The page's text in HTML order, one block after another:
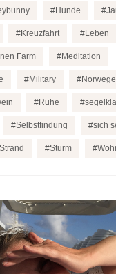
Hunde
Kreuzfahrt Leben
Farm Meditation
Military
Ruhe
Selbstfindung sich
Strand Sturm